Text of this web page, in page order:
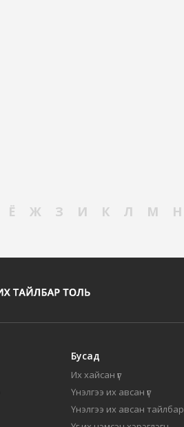
Ё Ж З И К Л М Н
Бусад
Их хайсан үг
Үнэлгээ их авсан үг
Үнэлгээ их авсан тайлбар